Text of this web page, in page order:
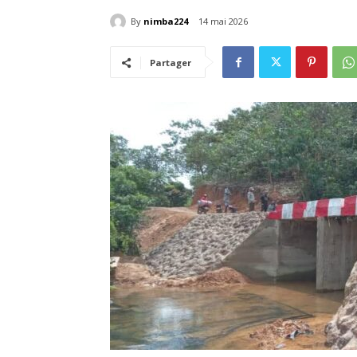
By nimba224 14 mai 2026
Partager